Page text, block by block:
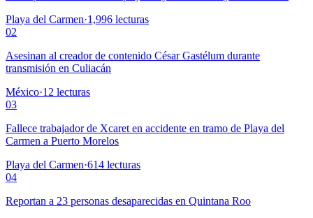
Playa del Carmen·1,996 lecturas
02
Asesinan al creador de contenido César Gastélum durante
transmisión en Culiacán
México·12 lecturas
03
Fallece trabajador de Xcaret en accidente en tramo de Playa del
Carmen a Puerto Morelos
Playa del Carmen·614 lecturas
04
Reportan a 23 personas desaparecidas en Quintana Roo